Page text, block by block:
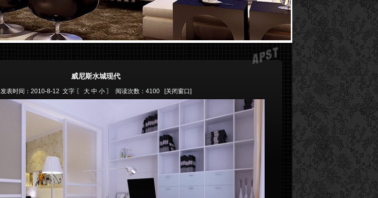
威尼斯水城现代
发表时间：2010-8-12 文字 〖 大 中 小〗 阅读次数：4100 [关闭窗口]